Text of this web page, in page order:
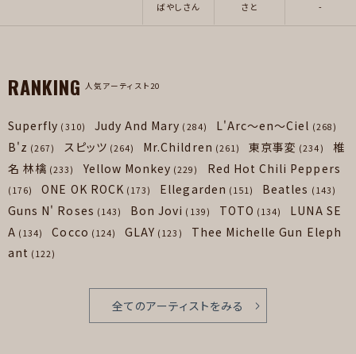
ばやしさん さと -
RANKING 人気アーティスト20
Superfly (310) Judy And Mary (284) L'Arc～en～Ciel (268)
B'z (267) スピッツ (264) Mr.Children (261) 東京事変 (234)
椎
名 林檎 (233) Yellow Monkey (229) Red Hot Chili Peppers
(176) ONE OK ROCK (173) Ellegarden (151) Beatles (143)
Guns N' Roses (143) Bon Jovi (139) TOTO (134)
LUNA SE
A (134) Cocco (124) GLAY (123)
Thee Michelle Gun Eleph
ant (122)
全てのアーティストをみる